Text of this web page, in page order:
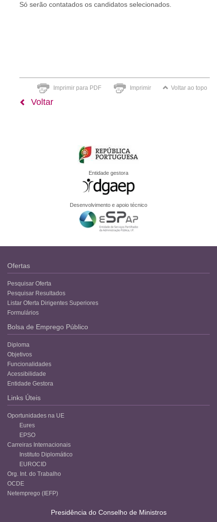
Só serão contatados os candidatos selecionados.
Imprimir para PDF Imprimir Voltar ao topo
Voltar
Entidade gestora
Desenvolvimento e apoio técnico
Ofertas
Pesquisar Oferta
Pesquisar Resultados
Listar Oferta Dirigentes Superiores
Formulários
Bolsa de Emprego Público
Diploma
Objetivos
Funcionalidades
Acessibilidade
Entidade Gestora
Links Úteis
Oportunidades na UE
Eures
EPSO
Carreiras Internacionais
Instituto Diplomático
EUROCID
Org. Int. do Trabalho
OCDE
Netemprego (IEFP)
Presidência do Conselho de Ministros